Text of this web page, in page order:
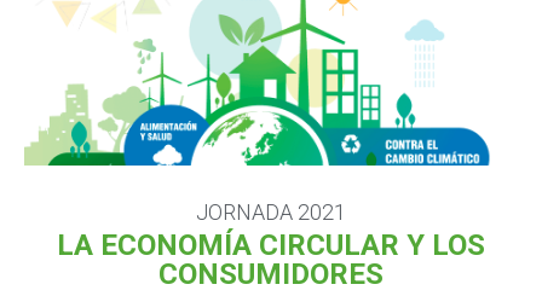
JORNADA 2021
LA ECONOMÍA CIRCULAR Y LOS
CONSUMIDORES